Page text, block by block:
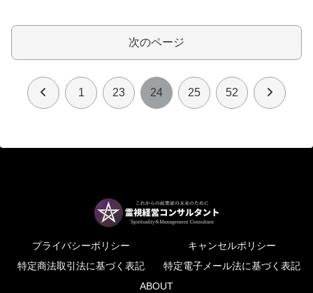
次のページ
前 1 23 24 25 52 次
プライバシーポリシー
キャンセルポリシー
特定商法取引法に基づく表記
特定電子メール法に基づく表記
ABOUT